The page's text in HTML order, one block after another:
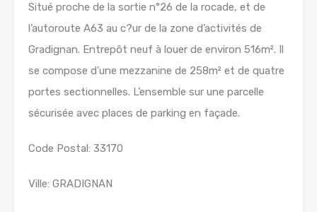
Situé proche de la sortie n°26 de la rocade, et de
l’autoroute A63 au c?ur de la zone d’activités de
Gradignan. Entrepôt neuf à louer de environ 516m². Il
se compose d’une mezzanine de 258m² et de quatre
portes sectionnelles. L’ensemble sur une parcelle
sécurisée avec places de parking en façade.
Code Postal: 33170
Ville: GRADIGNAN